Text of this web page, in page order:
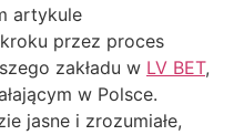
artykule
przez proces
zakładu w LV BET,
w Polsce.
jasne i zrozumiałe,